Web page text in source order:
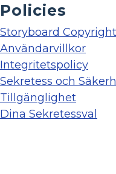
Policies
Storyboard
Användarvillkor
Integritetspolicy
Sekretess och
Tillgänglighet
Dina Sekretessval